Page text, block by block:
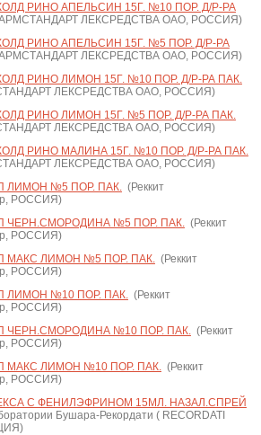
РИНО АПЕЛЬСИН 15Г. №10 ПОР. Д/Р-РА
ЛЕКСРЕДСТВА ОАО, РОССИЯ)
РИНО АПЕЛЬСИН 15Г. №5 ПОР. Д/Р-РА
ЛЕКСРЕДСТВА ОАО, РОССИЯ)
РИНО ЛИМОН 15Г. №10 ПОР. Д/Р-РА ПАК.
ЛЕКСРЕДСТВА ОАО, РОССИЯ)
РИНО ЛИМОН 15Г. №5 ПОР. Д/Р-РА ПАК.
ЛЕКСРЕДСТВА ОАО, РОССИЯ)
РИНО МАЛИНА 15Г. №10 ПОР. Д/Р-РА ПАК.
ЛЕКСРЕДСТВА ОАО, РОССИЯ)
ЛИМОН №5 ПОР. ПАК.(Реккит
РОССИЯ)
ЧЕРН.СМОРОДИНА №5 ПОР. ПАК.(Реккит
РОССИЯ)
МАКС ЛИМОН №5 ПОР. ПАК.(Реккит
РОССИЯ)
ЛИМОН №10 ПОР. ПАК.(Реккит
РОССИЯ)
ЧЕРН.СМОРОДИНА №10 ПОР. ПАК.(Реккит
РОССИЯ)
МАКС ЛИМОН №10 ПОР. ПАК.(Реккит
РОССИЯ)
С ФЕНИЛЭФРИНОМ 15МЛ. НАЗАЛ.СПРЕЙ
Бушара-Рекордати ( RECORDATI